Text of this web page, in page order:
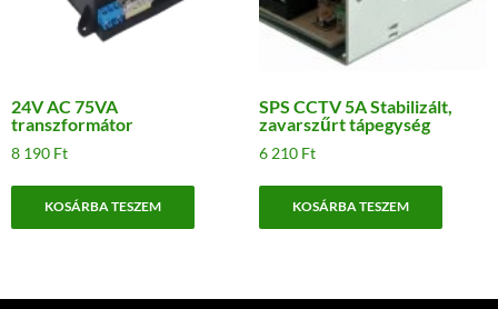
24V AC 75VA
transzformátor
8 190 Ft
KOSÁRBA TESZEM
SPS CCTV 5A Stabilizált,
zavarszűrt tápegység
6 210 Ft
KOSÁRBA TESZEM